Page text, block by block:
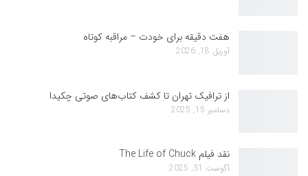
هفت دقیقه برای خودت – مراقبه کوتاه
آوریل 18, 2026
از ترافیک تهران تا کشف کتاب‌های صوتی چکیدا
دسامبر 15, 2025
نقد فیلم The Life of Chuck
آگوست 31, 2025